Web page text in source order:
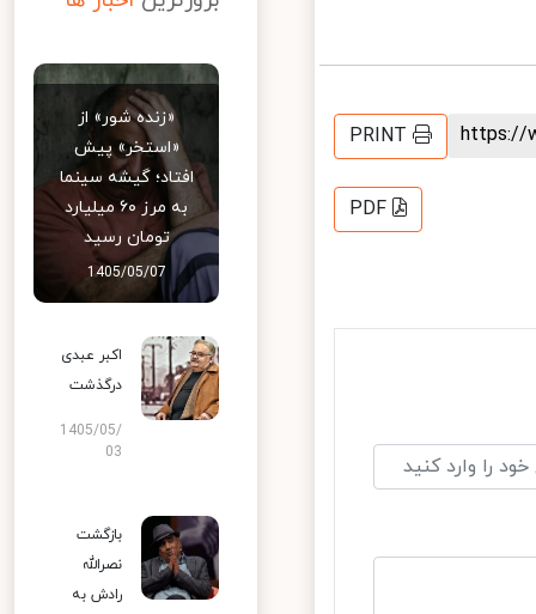
PRINT
PDF
«زنده شور» از
«استخر» پیش
افتاد؛ گیشه سینما
به مرز ۶۰ میلیارد
تومان رسید
1405/05/07
اکبر عبدی
درگذشت
1405/05/
03
بازگشت
نصرالله
رادش به